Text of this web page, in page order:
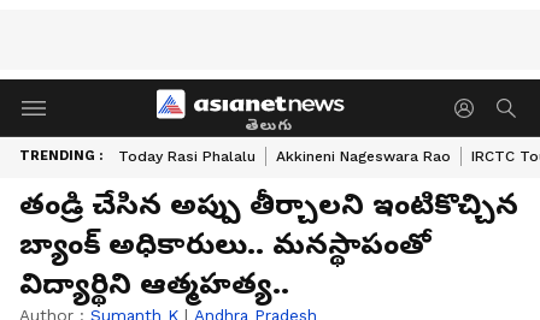
తెలుగు
TRENDING : Today Rasi Phalalu Akkineni Nageswara Rao IRCTC
తండ్రి చేసిన అప్పు తీర్చాలని ఇంటికొచ్చిన
బ్యాంక్ అధికారులు.. మనస్థాపంతో
విద్యార్థిని ఆత్మహత్య..
Author : Sumanth K | Andhra Pradesh